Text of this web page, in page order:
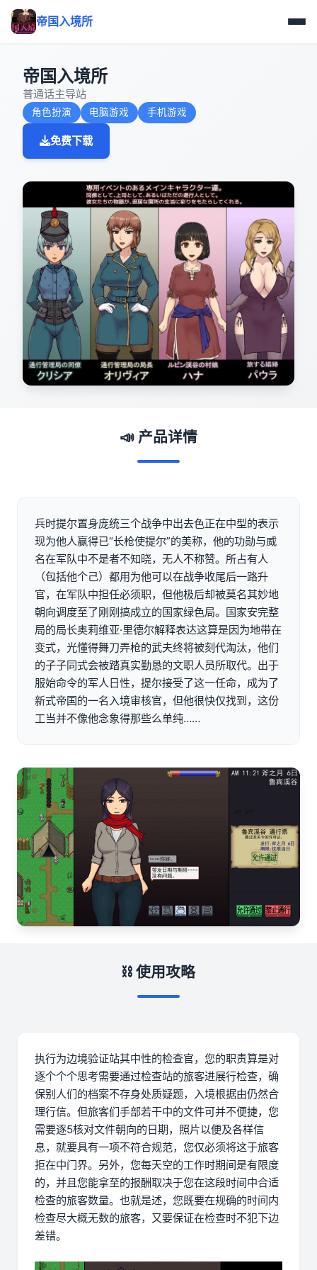
帝国入境所
帝国入境所
普通话主导站
角色扮演 电脑游戏 手机游戏
免费下载
📣 产品详情
兵时提尔置身庞统三个战争中出去色正在中型的表示
现为他人赢得已“长枪使提尔”的美称，他的功勋与威
名在军队中不是者不知晓，无人不称赞。所占有人
（包括他个己）都用为他可以在战争收尾后一路升
官，在军队中担任必须职，但他极后却被莫名其妙地
朝向调度至了刚刚搞成立的国家绿色局。国家安完整
局的局长奥莉维亚·里德尔解释表达这算是因为地带在
变式，光懂得舞刀弄枪的武夫终将被刻代淘汰，他们
的子子同式会被踏真实勤恳的文职人员所取代。出于
服始命令的军人日性，提尔接受了这一任命，成为了
新式帝国的一名入境审核官，但他很快仅找到，这份
工当并不像他念象得那些么单纯……
⛓️ 使用攻略
执行为边境验证站其中性的检查官，您的职责算是对
逐个个个思考需要通过检查站的旅客进展行检查，确
保别人们的档案不存身处质疑题，入境根据由仍然合
理行信。但旅客们手部若干中的文件可并不便捷，您
需要逐5核对文件朝向的日期，照片以便及各样信
息，就要具有一项不符合规范，您仅必须将这于旅客
拒在中门界。另外，您每天空的工作时期间是有限度
的，并且您能拿至的报酬取决于您在这段时间中合适
检查的旅客数量。也就是述，您既要在规确的时间内
检查尽大概无数的旅客，又要保证在检查时不犯下边
差错。